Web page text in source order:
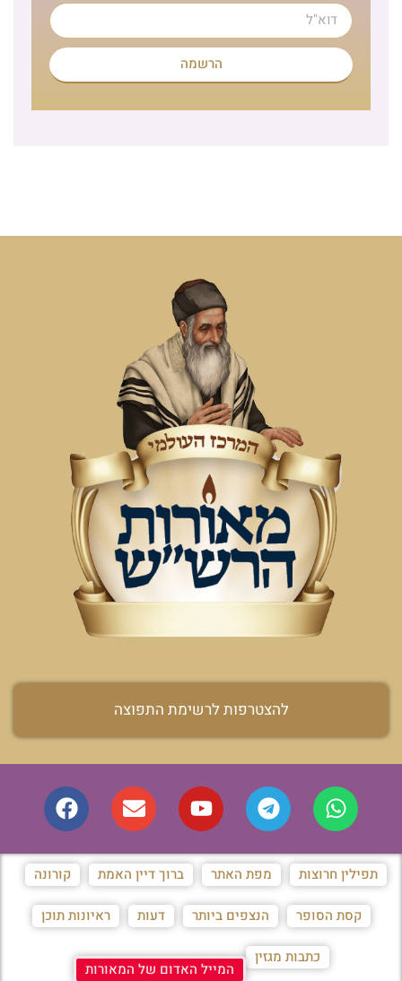
הרשמה
להצטרפות לרשימת התפוצה
תפילין חרוצות מפת האתר ברוך דיין האמת קורונה
קסת הסופר הנצפים ביותר דעות ראיונות תוכן
כתבות מגזין
המייל האדום של המאורות